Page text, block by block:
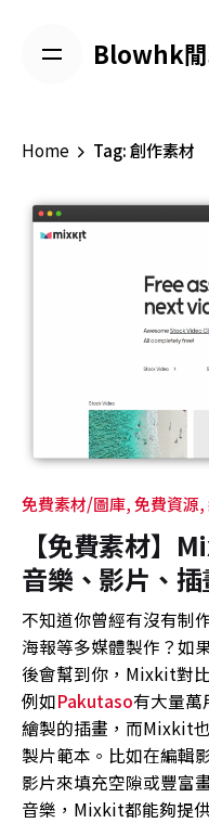
content
Blowhk
Home Tag: 創作素材
免費素材/圖庫 免費資源
【免費素材】
音樂、影片、
不知道你曾經有沒有制
海報等多媒體製作？如
後會幫到你，Mixkit對
例如Pakutaso有大量
繪製的插畫，而Mixkit
製片範本。比如在編輯
影片來填充空隙或豐富
音樂，Mixkit都能夠提